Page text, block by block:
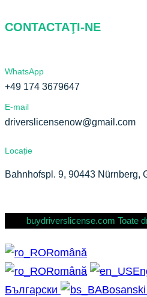
CONTACTAŢI-NE
WhatsApp
+49 174 3679647
E-mail
driverslicensenow@gmail.com
Locație
Bahnhofspl. 9, 90443 Nürnberg,
buydriverslicense.com Toate
Română
Română
Български
Bosanski